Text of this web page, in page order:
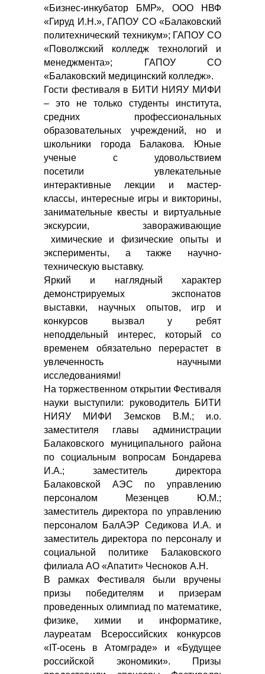
«Бизнес-инкубатор БМР», ООО НВФ
«Гируд И.Н.», ГАПОУ СО «Балаковский
политехнический техникум»; ГАПОУ СО
«Поволжский колледж технологий и
менеджмента»; ГАПОУ СО
«Балаковский медицинский колледж».
Гости фестиваля в БИТИ НИЯУ МИФИ
– это не только студенты института,
средних профессиональных
образовательных учреждений, но и
школьники города Балакова. Юные
ученые с удовольствием
посетили увлекательные
интерактивные лекции и мастер-
классы, интересные игры и викторины,
занимательные квесты и виртуальные
экскурсии, завораживающие
химические и физические опыты и
эксперименты, а также научно-
техническую выставку.
Яркий и наглядный характер
демонстрируемых экспонатов
выставки, научных опытов, игр и
конкурсов вызвал у ребят
неподдельный интерес, который со
временем обязательно перерастет в
увлеченность научными
исследованиями!
На торжественном открытии Фестиваля
науки выступили: руководитель БИТИ
НИЯУ МИФИ Земсков В.М.; и.о.
заместителя главы администрации
Балаковского муниципального района
по социальным вопросам Бондарева
И.А.; заместитель директора
Балаковской АЭС по управлению
персоналом Мезенцев Ю.М.;
заместитель директора по управлению
персоналом БалАЭР Седикова И.А. и
заместитель директора по персоналу и
социальной политике Балаковского
филиала АО «Апатит» Чесноков А.Н.
В рамках Фестиваля были вручены
призы победителям и призерам
проведенных олимпиад по математике,
физике, химии и информатике,
лауреатам Всероссийских конкурсов
«IT-осень в Атомграде» и «Будущее
российской экономики». Призы